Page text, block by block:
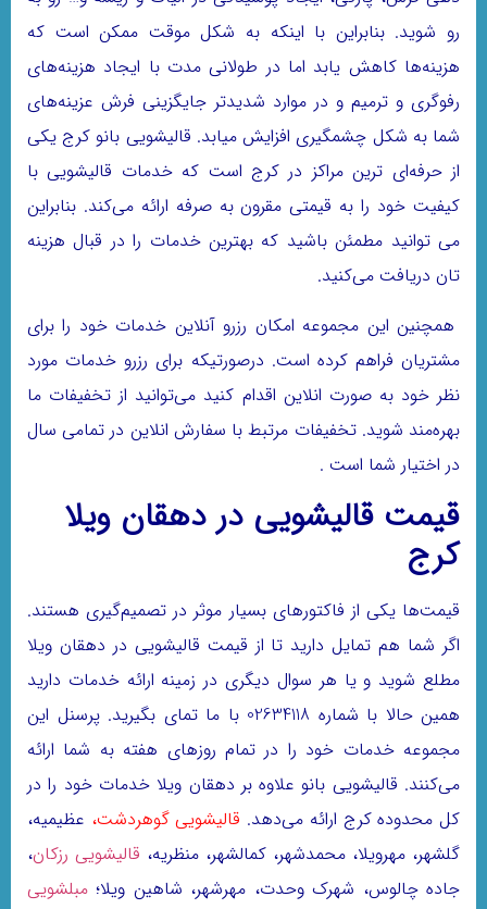
رو شوید. بنابراین با اینکه به شکل موقت ممکن است که
هزینه‌ها کاهش یابد اما در طولانی مدت با ایجاد هزینه‌های
رفوگری و ترمیم و در موارد شدیدتر جایگزینی فرش عزینه‌های
شما به شکل چشمگیری افزایش میابد. قالیشویی بانو کرج یکی
از حرفه‌ای ترین مراکز در کرج است که خدمات قالیشویی با
کیفیت خود را به قیمتی مقرون به صرفه ارائه می‌کند. بنابراین
می توانید مطمئن باشید که بهترین خدمات را در قبال هزینه
تان دریافت می‌کنید.
همچنین این مجموعه امکان رزرو آنلاین خدمات خود را برای
مشتریان فراهم کرده است. درصورتیکه برای رزرو خدمات مورد
نظر خود به صورت انلاین اقدام کنید می‌توانید از تخفیفات ما
بهره‌مند شوید. تخفیفات مرتبط با سفارش انلاین در تمامی سال
در اختیار شما است .
قیمت قالیشویی در دهقان ویلا
کرج
قیمت‌ها یکی از فاکتورهای بسیار موثر در تصمیم‌گیری هستند.
اگر شما هم تمایل دارید تا از قیمت قالیشویی در دهقان ویلا
مطلع شوید و یا هر سوال دیگری در زمینه ارائه خدمات دارید
همین حالا با شماره 02634118 با ما تمای بگیرید. پرسنل این
مجموعه خدمات خود را در تمام روزهای هفته به شما ارائه
می‌کنند. قالیشویی بانو علاوه بر دهقان ویلا خدمات خود را در
کل محدوده کرج ارائه می‌دهد. قالیشویی گوهردشت، عظیمیه،
گلشهر، مهرویلا، محمدشهر، کمالشهر، منظریه، قالیشویی رزکان،
جاده چالوس، شهرک وحدت، مهرشهر، شاهین ویلا؛ مبلشویی